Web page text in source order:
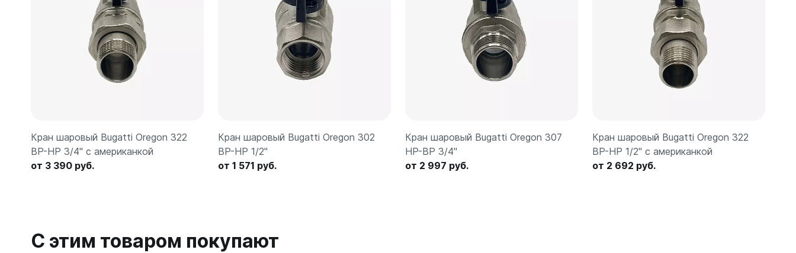
Кран шаровый Bugatti Oregon 322
ВР-НР 3/4" с американкой
от 3 390 руб.
Кран шаровый Bugatti Oregon 302
ВР-НР 1/2"
от 1 571 руб.
Кран шаровый Bugatti Oregon 307
НР-ВР 3/4"
от 2 997 руб.
Кран шаровый Bugatti Oregon 322
ВР-НР 1/2" с американкой
от 2 692 руб.
С этим товаром покупают